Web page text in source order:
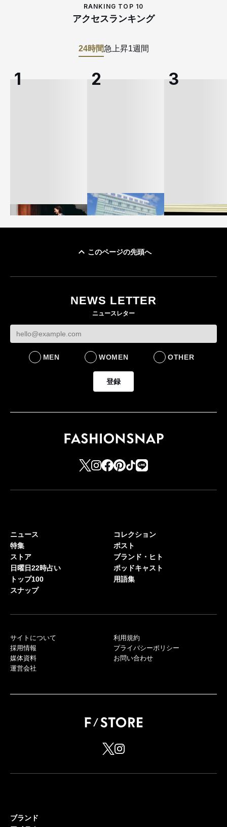
RANKING TOP 10
アクセスランキング
24時間急上昇1週間
ケットなど7型を発売
FASHION
FASHION
BUSINESS
このページの先頭へ
NEWS LETTER
ニュースレター
MEN WOMEN OTHER
登録
ニュース
特集
ストア
日曜日22時占い
トップ100
スナップ
コレクション
ポスト
ブランド・ヒト
ポッドキャスト
用語集
サイトについて
採用情報
媒体資料
運営会社
利用規約
プライバシーポリシー
お問い合わせ
ブランド